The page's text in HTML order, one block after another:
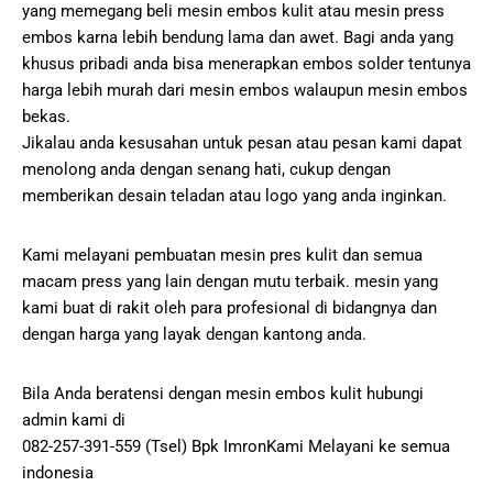
yang memegang beli mesin embos kulit atau mesin press
embos karna lebih bendung lama dan awet. Bagi anda yang
khusus pribadi anda bisa menerapkan embos solder tentunya
harga lebih murah dari mesin embos walaupun mesin embos
bekas.
Jikalau anda kesusahan untuk pesan atau pesan kami dapat
menolong anda dengan senang hati, cukup dengan
memberikan desain teladan atau logo yang anda inginkan.
Kami melayani pembuatan mesin pres kulit dan semua
macam press yang lain dengan mutu terbaik. mesin yang
kami buat di rakit oleh para profesional di bidangnya dan
dengan harga yang layak dengan kantong anda.
Bila Anda beratensi dengan mesin embos kulit hubungi
admin kami di
082-257-391-559 (Tsel) Bpk ImronKami Melayani ke semua
indonesia